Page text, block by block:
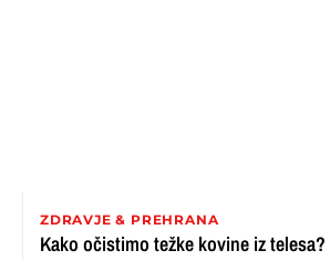
ZDRAVJE & PREHRANA
Kako očistimo težke kovine iz telesa?